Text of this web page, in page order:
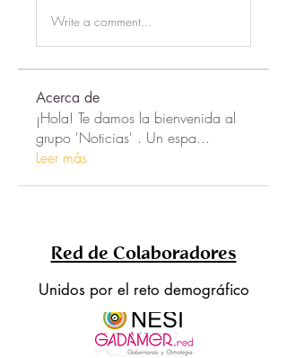
Write a comment...
Acerca de
¡Hola! Te damos la bienvenida al
grupo 'Noticias' . Un espa...
Leer más
Red de Colaboradores
Unidos por el reto demográfico